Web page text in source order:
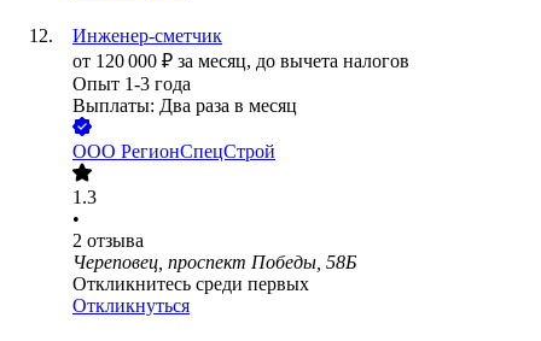
Инженер-сметчик
от 120 000 ₽ за месяц, до вычета налогов
Опыт 1-3 года
Выплаты: Два раза в месяц
ООО РегионСпецСтрой
1.3
•
2 отзыва
Череповец, проспект Победы, 58Б
Откликнитесь среди первых
Откликнуться